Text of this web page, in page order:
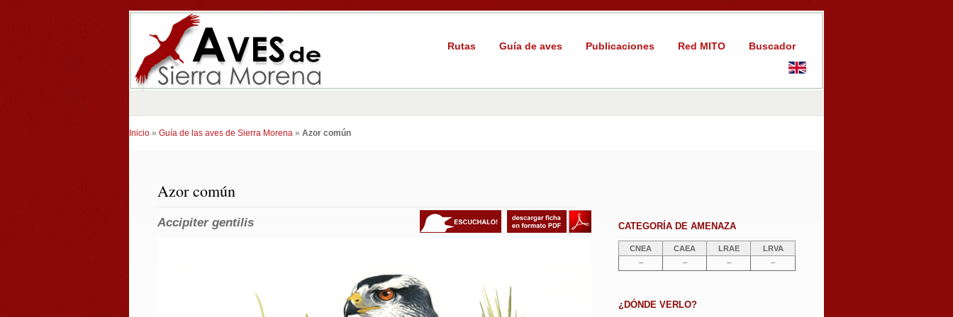
Rutas Guía de aves Publicaciones Red MITO Buscador
Inicio » Guía de las aves de Sierra Morena » Azor común
Azor común
Accipiter gentilis CATEGORÍA DE AMENAZA
CNEA CAEA LRAE
LRVA
–
– – –
¿DÓNDE VERLO?